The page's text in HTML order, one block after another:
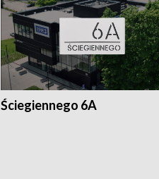
Ściegiennego 6A